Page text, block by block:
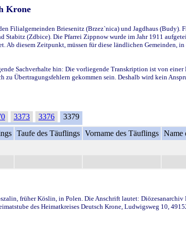
Krone
Filialgemeinden Briesenitz (Brzez`nica) und Jagdhaus (Budy).
(Zdbice). Die Pfarrei Zippnow wurde im Jahr 1911
diesem Zeitpunkt, müssen für diese ländlichen Gemeinden,
Sachverhalte hin: Die vorliegende Transkription ist von
Übertragungsfehlern gekommen sein. Deshalb wird kein
3373 3376
3379
Taufe des Täuflings Vorname des Täuflings Name
früher Köslin, in Polen. Die Anschrift lautet:
des Heimatkreises Deutsch Krone, Ludwigsweg 10,